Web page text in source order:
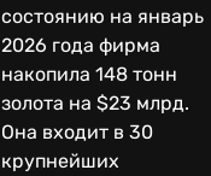
состоянию на январь
2026 года фирма
накопила 148 тонн
золота на $23 млрд.
Она входит в 30
крупнейших